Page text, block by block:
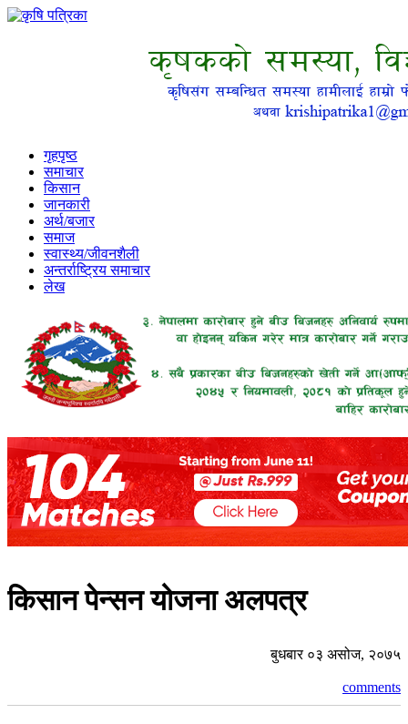
गृहपृष्ठ
समाचार
किसान
जानकारी
अर्थ/बजार
समाज
स्वास्थ्य/जीवनशैली
अन्तर्राष्ट्रिय समाचार
लेख
किसान पेन्सन योजना अलपत्र
बुधबार ०३ असोज, २०७५
comments